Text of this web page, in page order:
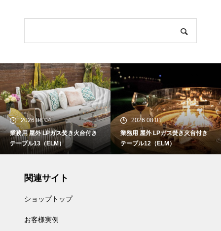
2026.08.04
業務用 屋外 LPガス焚き火台付き
テーブル13（ELM）
2026.08.01
業務用 屋外 LPガス焚き火台付き
テーブル12（ELM）
関連サイト
ショップトップ
お客様実例